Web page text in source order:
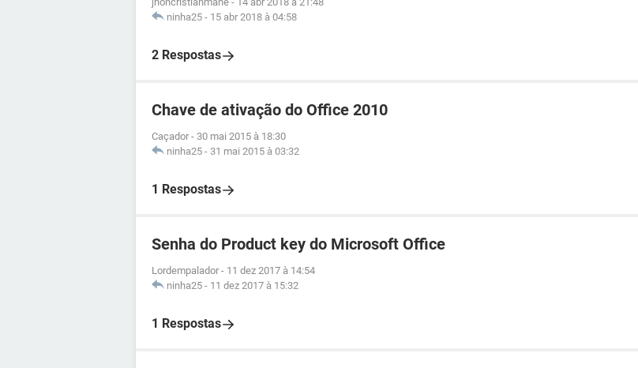
ninha25 - 15 abr 2018 à 04:58
2 Respostas
Chave de ativação do Office 2010
Caçador - 30 mai 2015 à 18:30
ninha25 - 31 mai 2015 à 03:32
1 Respostas
Senha do Product key do Microsoft Office
Lordempalador - 11 dez 2017 à 14:54
ninha25 - 11 dez 2017 à 15:32
1 Respostas